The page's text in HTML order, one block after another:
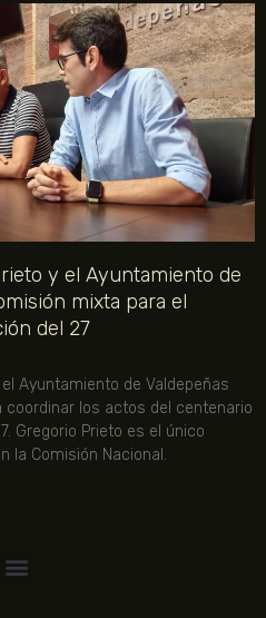
y el Ayuntamiento de
mixta para el
del 27
Ayuntamiento de Valdepeñas
los actos del centenario
Gregorio Prieto es el único
la Comisión Nacional.